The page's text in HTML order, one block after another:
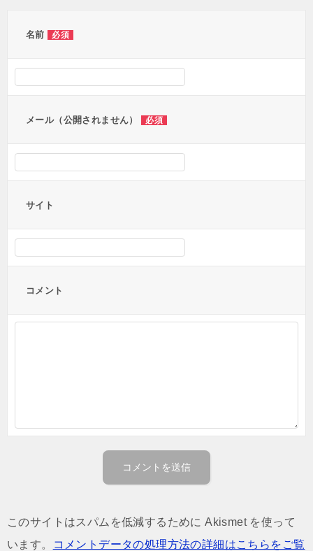
名前 必須
メール（公開されません） 必須
サイト
コメント
このサイトはスパムを低減するために Akismet を使って
います。
コメントデータの処理方法の詳細はこちらをご覧